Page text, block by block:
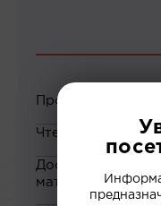
Просмотр
Чтение статей
Доступ к
материалам